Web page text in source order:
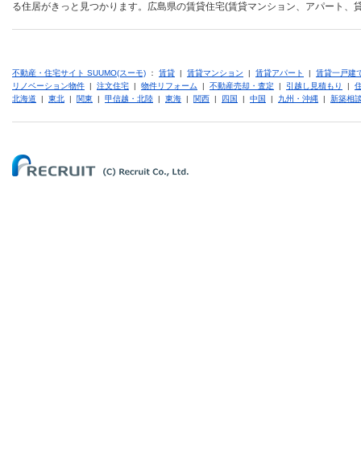
る住居がきっと見つかります。広島県の賃貸住宅(賃貸マンション、アパート
不動産・住宅サイト SUUMO(スーモ) ： 賃貸 | 賃貸マンション | 賃貸アパート | 賃貸一戸建
リノベーション物件 | 注文住宅 | 物件リフォーム | 不動産売却・査定 | 引越し見積もり |
北海道 | 東北 | 関東 | 甲信越・北陸 | 東海 | 関西 | 四国 | 中国 | 九州・沖縄 | 新築相